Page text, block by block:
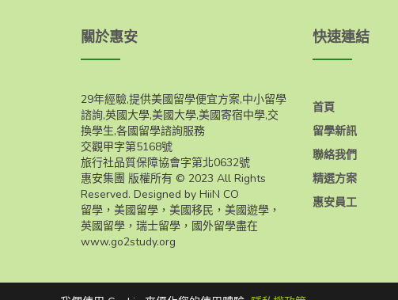
關於惠安
29年經驗,提供美國留學便宜方案,中小留學
諮詢,英國大學,美國大學,美國寄宿中學,交
換學生,各國留學諮詢服務
交觀甲字第5168號
旅行社品質保障協會字第北0632號
惠安集團 版權所有 © 2023 All Rights
Reserved. Designed by HiiN CO
留學，美國留學，美國移民，美國遊學，
英國留學，瑞士留學，國外留學盡在
www.go2study.org
快速連結
首頁
留學新訊
聯絡我們
精選方案
惠安員工